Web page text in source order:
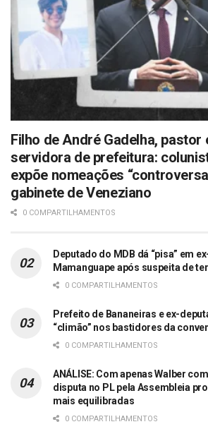
Filho de André Gadelha, pastor
servidora de prefeitura:
expõe nomeações
gabinete de Veneziano
0 COMPARTILHAMENTOS
Deputado do MDB dá “pisa” em
Mamanguape após suspeita de
0 COMPARTILHAMENTOS
Prefeito de Bananeiras e ex-
“climão” nos bastidores da
0 COMPARTILHAMENTOS
ANÁLISE: Com apenas Walber
disputa no PL pela Assembleia
mais equilibradas
0 COMPARTILHAMENTOS